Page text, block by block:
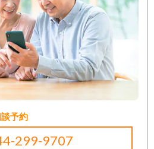
予約
299-9707